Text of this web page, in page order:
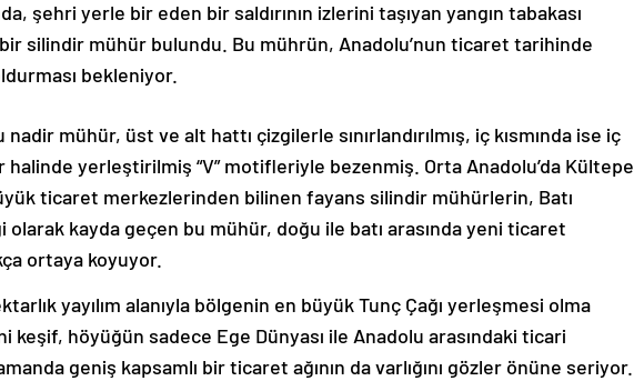
şehri yerle bir eden bir saldırının izlerini taşıyan yangın tabakası
bir silindir mühür bulundu. Bu mührün, Anadolu’nun ticaret tarihinde
bekleniyor.
nadir mühür, üst ve alt hattı çizgilerle sınırlandırılmış, iç kısmında ise iç
yerleştirilmiş “V” motifleriyle bezenmiş. Orta Anadolu’da Kültepe
ticaret merkezlerinden bilinen fayans silindir mühürlerin, Batı
olarak kayda geçen bu mühür, doğu ile batı arasında yeni ticaret
ortaya koyuyor.
yayılım alanıyla bölgenin en büyük Tunç Çağı yerleşmesi olma
keşif, höyüğün sadece Ege Dünyası ile Anadolu arasındaki ticari
geniş kapsamlı bir ticaret ağının da varlığını gözler önüne seriyor.